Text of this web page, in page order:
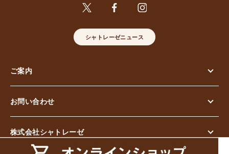
シャトレーゼニュース
ご案内
お問い合わせ
株式会社シャトレーゼ